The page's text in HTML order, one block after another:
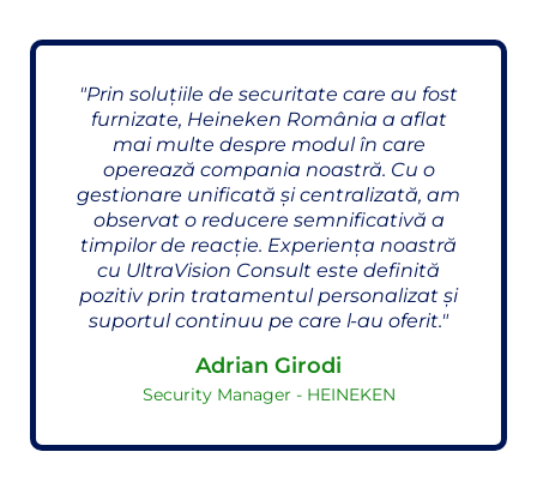
"Prin soluțiile de securitate care au fost
furnizate, Heineken România a aflat
mai multe despre modul în care
operează compania noastră. Cu o
gestionare unificată și centralizată, am
observat o reducere semnificativă a
timpilor de reacție. Experiența noastră
cu UltraVision Consult este definită
pozitiv prin tratamentul personalizat și
suportul continuu pe care l-au oferit."
Adrian Girodi
Security Manager - HEINEKEN